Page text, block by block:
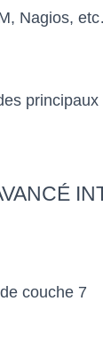
Nagios,
couche 7